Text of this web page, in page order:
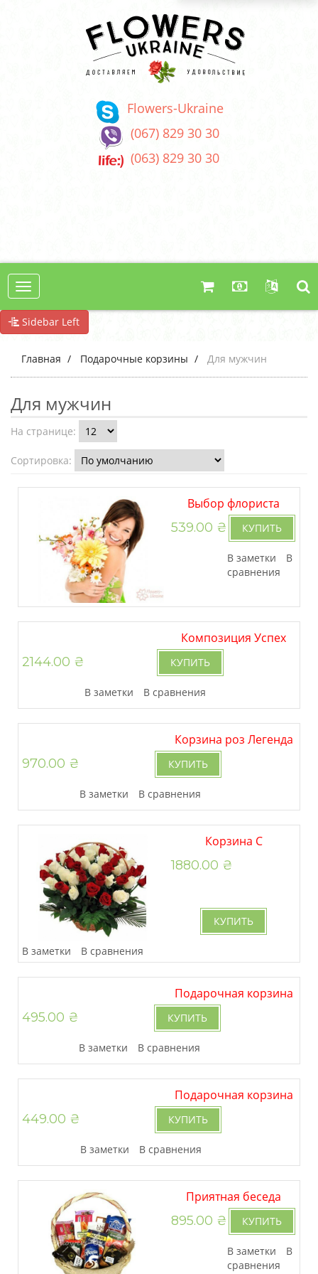
Flowers-Ukraine
(067) 829 30 30
(063) 829 30 30
Toggle
navigation
Sidebar Left
Главная Подарочные корзины Для мужчин
Для мужчин
На странице:
Сортировка:
Выбор флориста
539.00 ₴
КУПИТЬ
В заметки
В
сравнения
Композиция Успех
2144.00 ₴
КУПИТЬ
В заметки В сравнения
Корзина роз Легенда
970.00 ₴
КУПИТЬ
В заметки В сравнения
Корзина С
наилучшими
1880.00 ₴
КУПИТЬ
В заметки В сравнения
Подарочная корзина
495.00 ₴ КУПИТЬ
В заметки В сравнения
Подарочная корзина
449.00 ₴ КУПИТЬ
В заметки В сравнения
Приятная беседа
895.00 ₴
КУПИТЬ
В заметки
В
сравнения